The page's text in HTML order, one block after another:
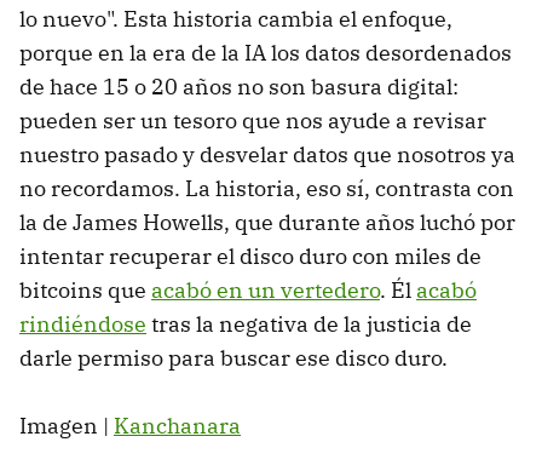
lo nuevo". Esta historia cambia el enfoque,
porque en la era de la IA los datos desordenados
de hace 15 o 20 años no son basura digital:
pueden ser un tesoro que nos ayude a revisar
nuestro pasado y desvelar datos que nosotros ya
no recordamos. La historia, eso sí, contrasta con
la de James Howells, que durante años luchó por
intentar recuperar el disco duro con miles de
bitcoins que acabó en un vertedero. Él acabó
rindiéndose tras la negativa de la justicia de
darle permiso para buscar ese disco duro.
Imagen | Kanchanara